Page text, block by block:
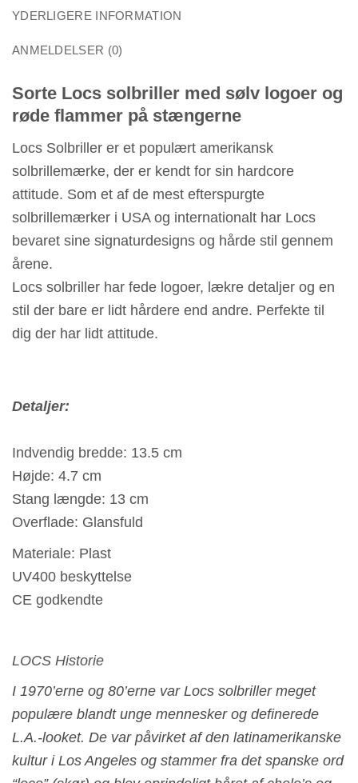
YDERLIGERE INFORMATION
ANMELDELSER (0)
Sorte Locs solbriller med sølv logoer og
røde flammer på stængerne
Locs Solbriller er et populært amerikansk
solbrillemærke, der er kendt for sin hardcore
attitude. Som et af de mest efterspurgte
solbrillemærker i USA og internationalt har Locs
bevaret sine signaturdesigns og hårde stil gennem
årene.
Locs solbriller har fede logoer, lækre detaljer og en
stil der bare er lidt hårdere end andre. Perfekte til
dig der har lidt attitude.
Detaljer:
Indvendig bredde: 13.5 cm
Højde: 4.7 cm
Stang længde: 13 cm
Overflade: Glansfuld
Materiale: Plast
UV400 beskyttelse
CE godkendte
LOCS Historie
I 1970’erne og 80’erne var Locs solbriller meget
populære blandt unge mennesker og definerede
L.A.-looket. De var påvirket af den latinamerikanske
kultur i Los Angeles og stammer fra det spanske ord